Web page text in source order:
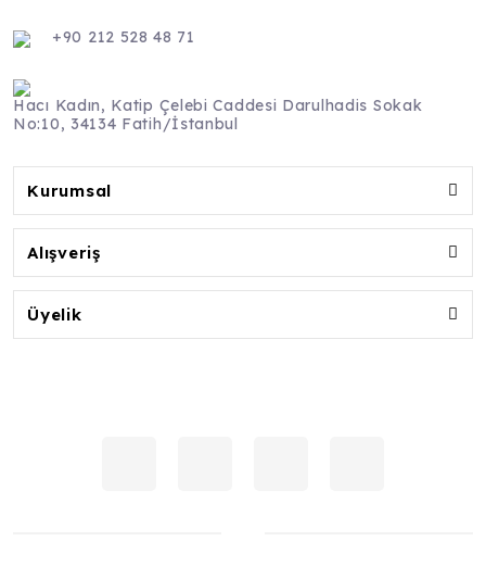
+90 212 528 48 71
Hacı Kadın, Katip Çelebi Caddesi Darulhadis Sokak
No:10, 34134 Fatih/İstanbul
Kurumsal
Alışveriş
Üyelik